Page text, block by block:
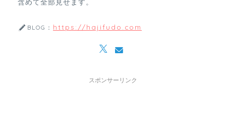
含めて全部見せます。
BLOG： https://hajifudo.com
スポンサーリンク